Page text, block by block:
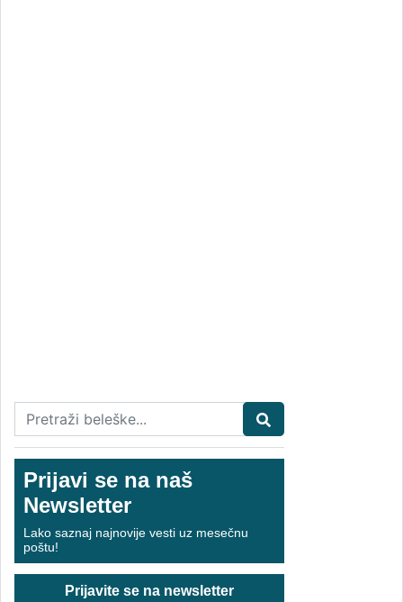
Prijavi se na naš
Newsletter
Lako saznaj najnovije vesti uz mesečnu
poštu!
Prijavite se na newsletter